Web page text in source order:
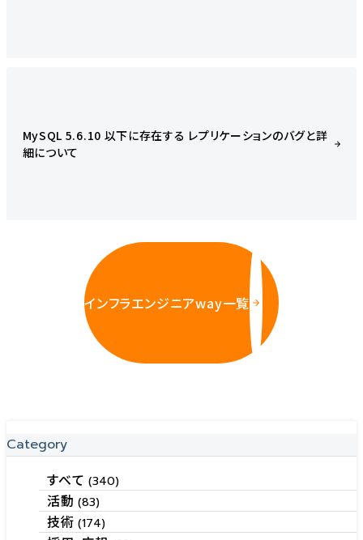
MySQL 5.6.10 以下に存在する レプリケーションのバグと詳
細について
インフラエンジニアway一覧
Category
すべて(340)
活動(83)
技術(174)